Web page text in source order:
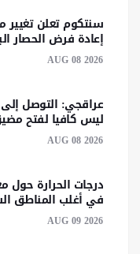
سنتكوم تعلن
إعادة فرض الحصار
AUG 08 2026
عراقجي: التوصل
ليس كافيا لفتح
AUG 08 2026
درجات الحرارة حول
في أغلب المناطق
AUG 09 2026